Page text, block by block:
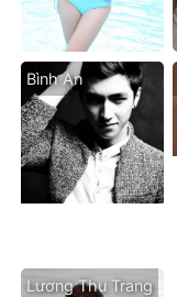
Bình An
Lương Thu Trang